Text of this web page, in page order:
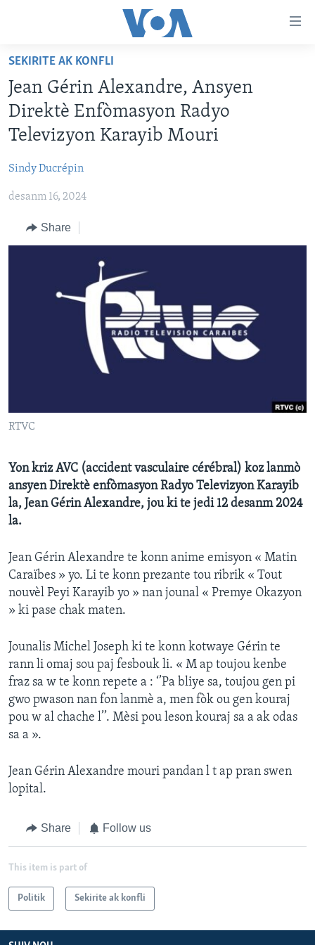
Skip
main
content
Skip
main
Navigation
Skip
Search
LÈZETAZINI
AMERIK LATIN
VIDEO
FLASHPOINT IKRÈN
Learning English
SEKIRITE AK KONFLI
Jean Gérin Alexandre, Ansyen
Direktè Enfòmasyon Radyo
Televizyon Karayib Mouri
Sindy Ducrépin
desanm 16, 2024
Share
RTVC
Yon kriz AVC (accident vasculaire cérébral) koz lanmò
ansyen Direktè enfòmasyon Radyo Televizyon Karayib
la, Jean Gérin Alexandre, jou ki te jedi 12 desanm 2024
la.
Jean Gérin Alexandre te konn anime emisyon « Matin
Caraïbes » yo. Li te konn prezante tou ribrik « Tout
nouvèl Peyi Karayib yo » nan jounal « Premye Okazyon
» ki pase chak maten.
Jounalis Michel Joseph ki te konn kotwaye Gérin te
rann li omaj sou paj fesbouk li. « M ap toujou kenbe
fraz sa w te konn repete a : ‘’Pa bliye sa, toujou gen pi
gwo pwason nan fon lanmè a, men fòk ou gen kouraj
pou w al chache l’’. Mèsi pou leson kouraj sa a ak odas
sa a ».
Jean Gérin Alexandre mouri pandan l t ap pran swen
lopital.
Share Follow us
This item is part of
Politik Sekirite ak konfli